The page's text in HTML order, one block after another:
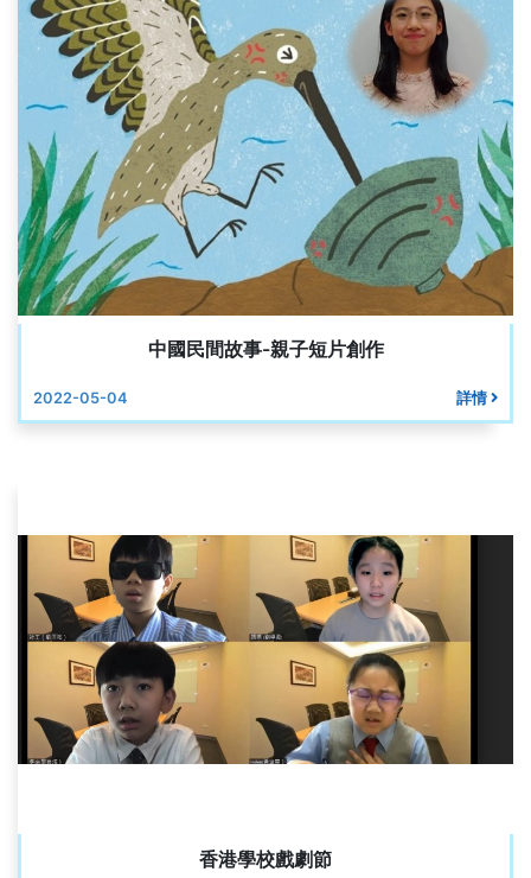
中國民間故事-親子短片創作
2022-05-04 詳情
香港學校戲劇節